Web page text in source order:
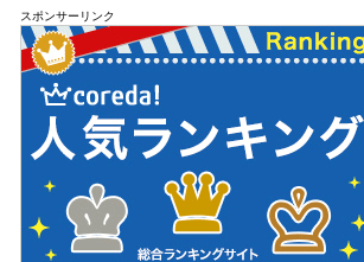
スポンサーリンク